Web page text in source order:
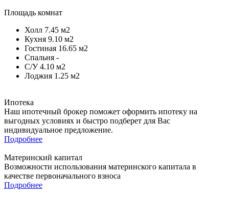
Площадь комнат
Холл 7.45 м2
Кухня 9.10 м2
Гостиная 16.65 м2
Спальня -
С/У 4.10 м2
Лоджия 1.25 м2
Ипотека
Наш ипотечный брокер поможет оформить ипотеку на
выгодных условиях и быстро подберет для Вас
индивидуальное предложение.
Подробнее
Материнский капитал
Возможности использования материнского капитала в
качестве первоначального взноса
Подробнее